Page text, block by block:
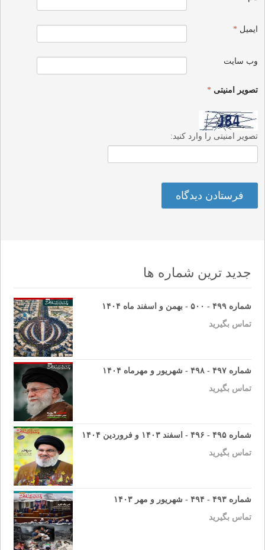
ایمیل*
وب‌ سایت
تصویر امنیتی*
تصویر امنیتی را وارد کنید:
جدید ترین شماره ها
شماره ۴۹۹ - ۵۰۰ - بهمن و اسفند ماه ۱۴۰۴
تماس بگیرید
شماره ۴۹۷ - ۴۹۸ - شهریور و مهرماه ۱۴۰۴
تماس بگیرید
شماره ۴۹۵ - ۴۹۶ - اسفند ۱۴۰۳ و فروردین ۱۴۰۴
تماس بگیرید
شماره ۴۹۳ - ۴۹۴ - شهریور و مهر ۱۴۰۳
تماس بگیرید